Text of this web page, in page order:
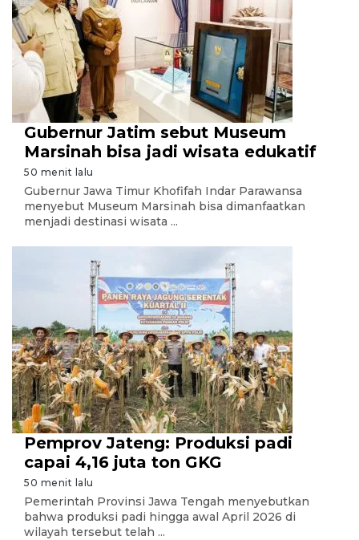
Gubernur Jatim sebut Museum
Marsinah bisa jadi wisata edukatif
50 menit lalu
Gubernur Jawa Timur Khofifah Indar Parawansa
menyebut Museum Marsinah bisa dimanfaatkan
menjadi destinasi wisata ...
Pemprov Jateng: Produksi padi
capai 4,16 juta ton GKG
50 menit lalu
Pemerintah Provinsi Jawa Tengah menyebutkan
bahwa produksi padi hingga awal April 2026 di
wilayah tersebut telah ...